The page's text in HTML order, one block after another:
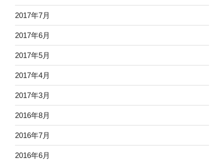
2017年7月
2017年6月
2017年5月
2017年4月
2017年3月
2016年8月
2016年7月
2016年6月